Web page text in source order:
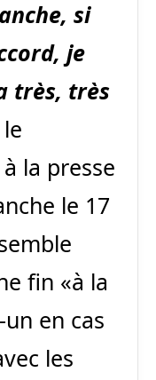
si
je
très, très
la presse
le 17
fin «à la
en cas
les